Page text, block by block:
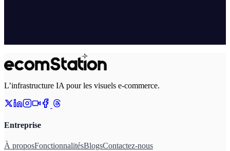
L’infrastructure IA pour les visuels e-commerce.
Entreprise
À proposFonctionnalitésBlogsContactez-nous